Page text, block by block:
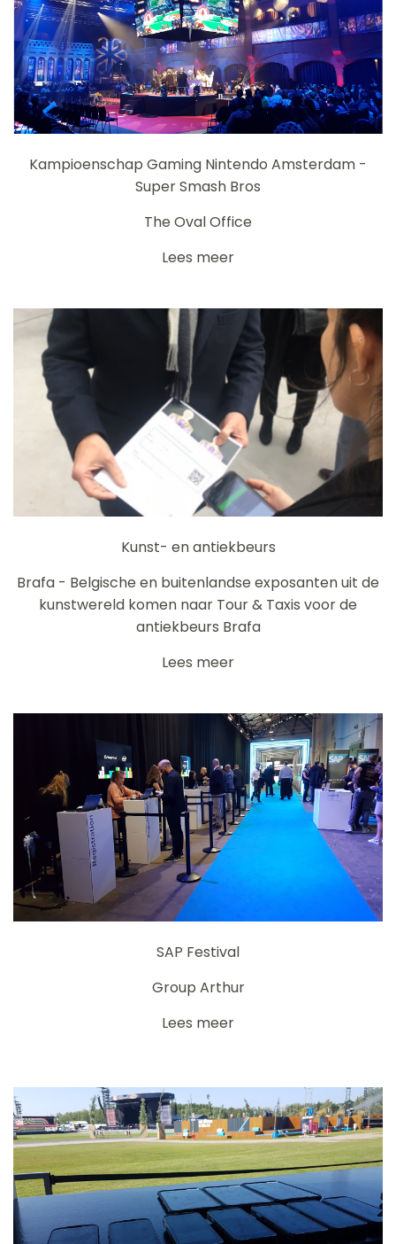
Kampioenschap Gaming Nintendo Amsterdam -
Super Smash Bros
The Oval Office
Lees meer
Kunst- en antiekbeurs
Brafa - Belgische en buitenlandse exposanten uit de
kunstwereld komen naar Tour & Taxis voor de
antiekbeurs Brafa
Lees meer
SAP Festival
Group Arthur
Lees meer